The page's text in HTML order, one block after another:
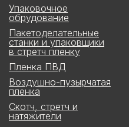
Упаковочное
обрудование
Пакетоделательные
станки и упаковщики
в стретч пленку
Пленка ПВД
Воздушно-пузырчатая
пленка
Скотч, стретч и
натяжители